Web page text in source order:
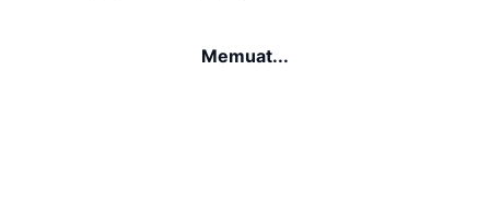
Memuat...